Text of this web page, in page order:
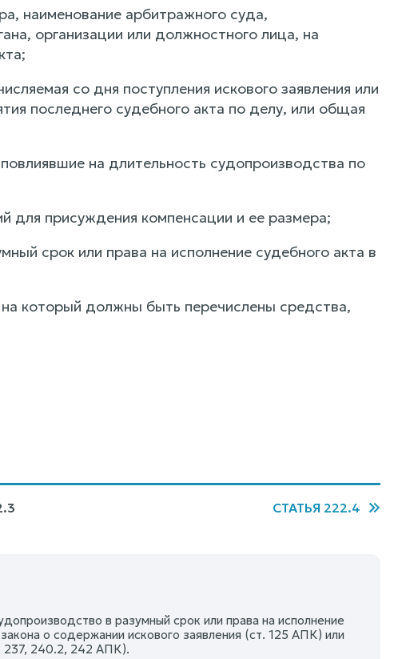
наименование арбитражного суда,
организации или должностного лица, на
со дня поступления искового заявления или
последнего судебного акта по делу, или общая
на длительность судопроизводства по
для присуждения компенсации и ее размера;
срок или права на исполнение судебного акта в
который должны быть перечислены средства,
СТАТЬЯ 222.4
в разумный срок или права на исполнение
о содержании искового заявления (ст. 125 АПК) или
237, 240.2, 242 АПК).